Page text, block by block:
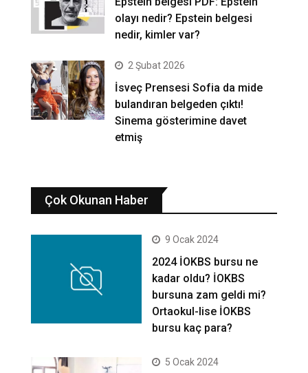
olayı nedir? Epstein belgesi
nedir, kimler var?
2 Şubat 2026
İsveç Prensesi Sofia da mide
bulandıran belgeden çıktı!
Sinema gösterimine davet
etmiş
Çok Okunan Haber
9 Ocak 2024
2024 İOKBS bursu ne
kadar oldu? İOKBS
bursuna zam geldi mi?
Ortaokul-lise İOKBS
bursu kaç para?
5 Ocak 2024